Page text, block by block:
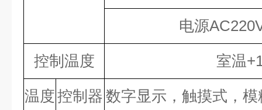
电源
控制温度
室温
温度控制器 数字显示，触摸式，